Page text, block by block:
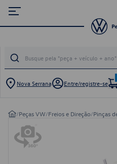
Nova Serrana Entre/registre-se
/Peças VW/Freios e Direção/Pinças